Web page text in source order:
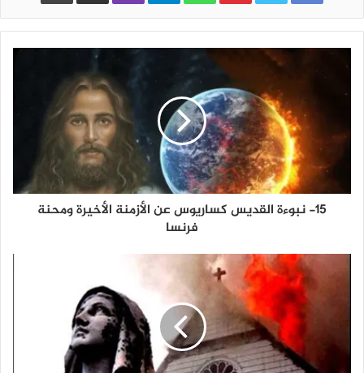
15- نبوءة القديس كساريوس عن الأزمنة الأخيرة ومحنة
فرنسا